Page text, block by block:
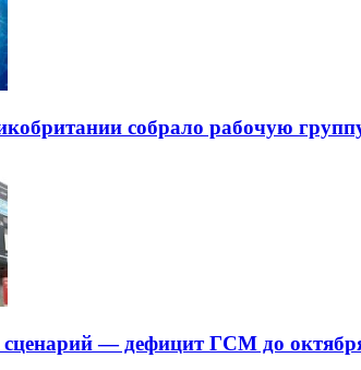
собрало рабочую
сценарий — дефицит ГСМ до